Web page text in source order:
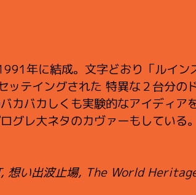
年に結成。文字どおり「ルイ
ッテイングされた 特異な２台分の
カバカしくも実験的なアイディア
グレ大ネタのカヴァーもしてい
想い出波止場, The World